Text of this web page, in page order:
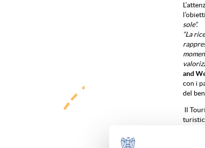
sole”.
“La
and
con i
del
Il